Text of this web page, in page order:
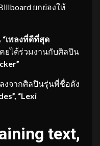
ยกย่องให้
“เพลงที่ดีที่สุด
คยได้ร่วมงานกับศิลปิน
งจากศิลปินรุ่นพี่ชื่อดัง
“Lexi